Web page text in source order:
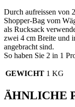
Durch aufreissen von
Shopper-Bag vom
als Rucksack
zwei 4 cm Breite und
angebracht sind.
So haben Sie 2 in 1
GEWICHT 1 KG
ÄHNLICHE